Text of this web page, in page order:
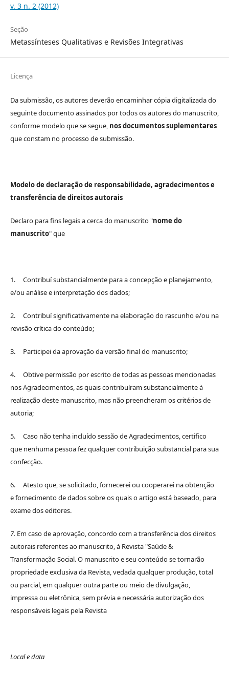
v. 3 n. 2 (2012)
Seção
Metassínteses Qualitativas e Revisões Integrativas
Licença
Da submissão, os autores deverão encaminhar cópia digitalizada do
seguinte documento assinados por todos os autores do manuscrito,
conforme modelo que se segue, nos documentos suplementares
que constam no processo de submissão.
Modelo de declaração de responsabilidade, agradecimentos e
transferência de direitos autorais
Declaro para fins legais a cerca do manuscrito "nome do
manuscrito" que
1. Contribuí substancialmente para a concepção e planejamento,
e/ou análise e interpretação dos dados;
2. Contribuí significativamente na elaboração do rascunho e/ou na
revisão crítica do conteúdo;
3. Participei da aprovação da versão final do manuscrito;
4. Obtive permissão por escrito de todas as pessoas mencionadas
nos Agradecimentos, as quais contribuíram substancialmente à
realização deste manuscrito, mas não preencheram os critérios de
autoria;
5. Caso não tenha incluído sessão de Agradecimentos, certifico
que nenhuma pessoa fez qualquer contribuição substancial para sua
confecção.
6. Atesto que, se solicitado, fornecerei ou cooperarei na obtenção
e fornecimento de dados sobre os quais o artigo está baseado, para
exame dos editores.
7. Em caso de aprovação, concordo com a transferência dos direitos
autorais referentes ao manuscrito, à Revista "Saúde &
Transformação Social. O manuscrito e seu conteúdo se tornarão
propriedade exclusiva da Revista, vedada qualquer produção, total
ou parcial, em qualquer outra parte ou meio de divulgação,
impressa ou eletrônica, sem prévia e necessária autorização dos
responsáveis legais pela Revista
Local e data